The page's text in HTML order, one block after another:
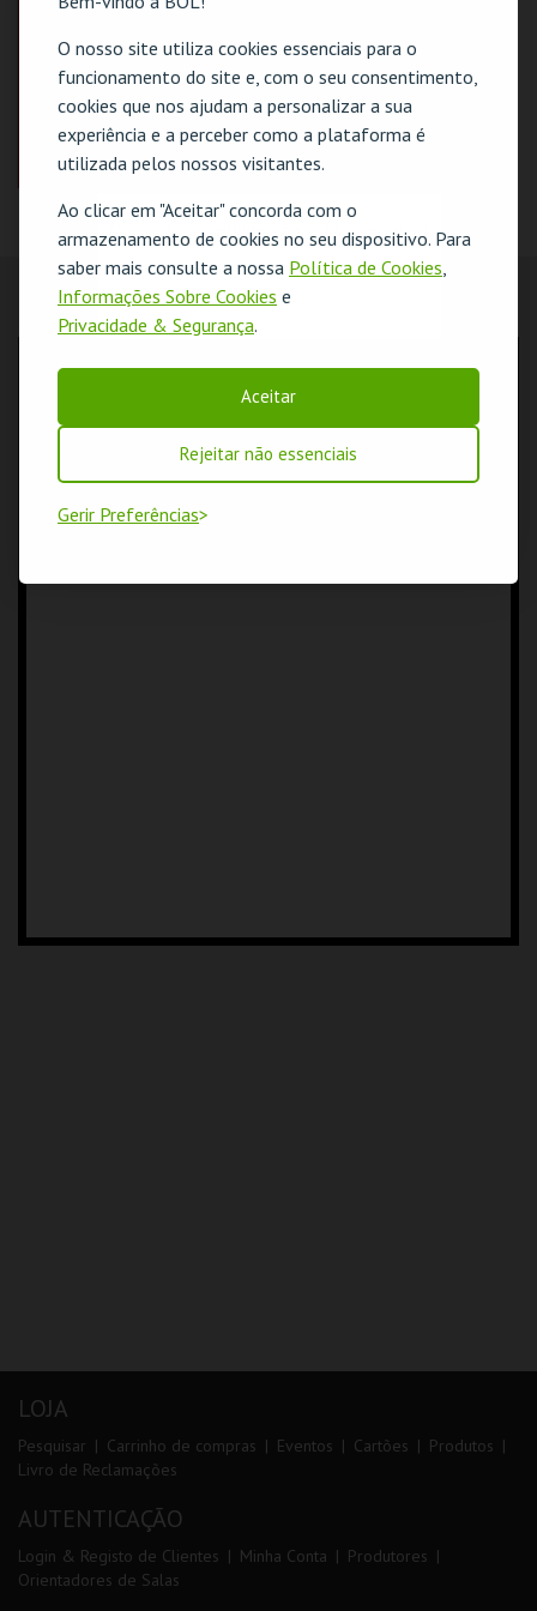
O nosso site utiliza cookies essenciais para o
funcionamento do site e, com o seu consentimento,
cookies que nos ajudam a personalizar a sua
experiência e a perceber como a plataforma é
utilizada pelos nossos visitantes.
Ao clicar em "Aceitar" concorda com o
armazenamento de cookies no seu dispositivo. Para
saber mais consulte a nossa Política de Cookies,
Informações Sobre Cookies e
Privacidade & Segurança.
Aceitar
Rejeitar não essenciais
Gerir Preferências
COMPRAR COMPRAR
CARTÃO DE AMIGO
CINETEATRO
LOULETANO
AQUISIÇÃO 2026
LOCALIZAÇÃO
MORADA
Avenida José da Costa Mealha
COORDENADAS GPS
LOJA
Pesquisar Carrinho de compras Eventos Cartões
Produtos
Livro de Reclamações
AUTENTICAÇÃO
Login & Registo de Clientes Minha Conta
Produtores
Orientadores de Salas
O evento escolhido não está disponível
OK